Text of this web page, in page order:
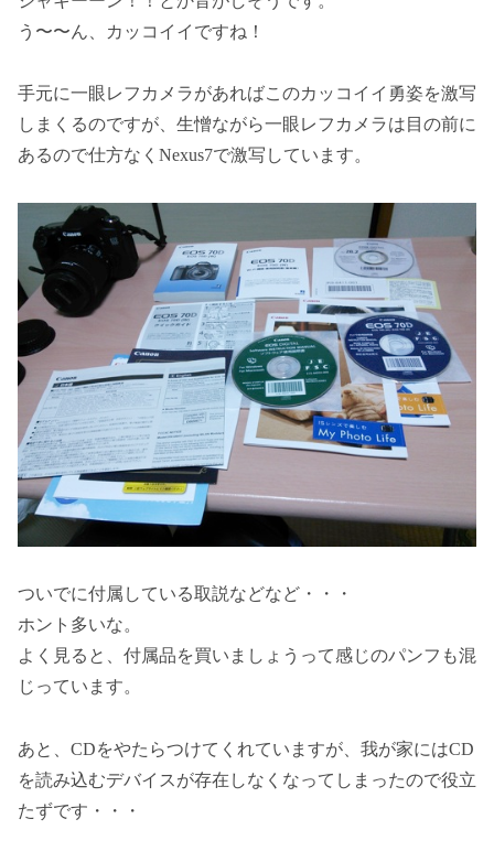
う〜〜ん、カッコイイですね！
手元に一眼レフカメラがあればこのカッコイイ勇姿を激写
しまくるのですが、生憎ながら一眼レフカメラは目の前に
あるので仕方なくNexus7で激写しています。
ついでに付属している取説などなど・・・
ホント多いな。
よく見ると、付属品を買いましょうって感じのパンフも混
じっています。
あと、CDをやたらつけてくれていますが、我が家にはCD
を読み込むデバイスが存在しなくなってしまったので役立
たずです・・・